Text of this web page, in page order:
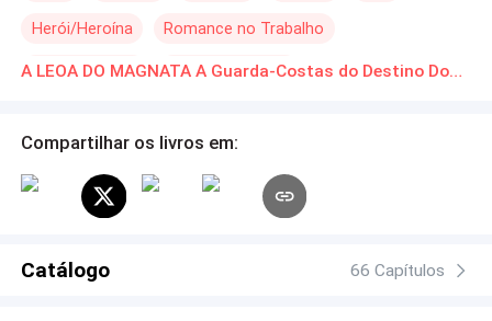
é conhecida como "A Leoa" inquebrável, até mesmo
diante dos homens mais poderosos. Sua nova missão:
por atrair inimigos tão poderosos quanto seus lucros.
menos a seguir ordens de uma mulher. Mas logo
descobrirá que Helena não se curva a ninguém. Entre
adorável chamado Gabriel, o filho de Helena, nasce uma
Herói/Heroína Romance no Trabalho
Renascimento Segunda Chance A LEOA DO MAGNATA A Guarda-Costas do Destino Download gratuito de Novelas Online em PDF
Compartilhar os livros em:
Catálogo 66 Capítulos